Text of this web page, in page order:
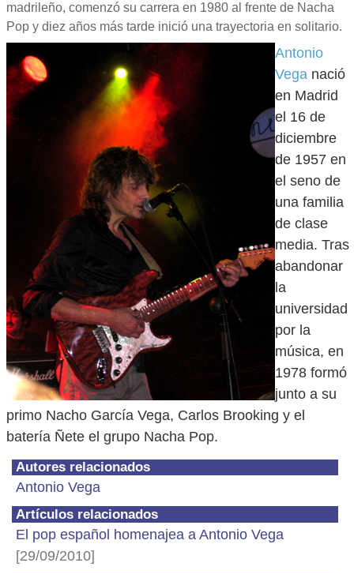
madrileño, comenzó su carrera en 1980 al frente de Nacha
Pop y diez años más tarde inició una trayectoria en solitario.
Antonio
Vega nació
en Madrid
el 16 de
diciembre
de 1957 en
el seno de
una familia
de clase
media. Tras
abandonar
la
universidad
por la
música, en
1978 formó
junto a su
primo Nacho García Vega, Carlos Brooking y el
batería Ñete el grupo Nacha Pop.
Autores relacionados
Antonio Vega
Artículos relacionados
El pop español homenajea a Antonio Vega
[29/09/2010]